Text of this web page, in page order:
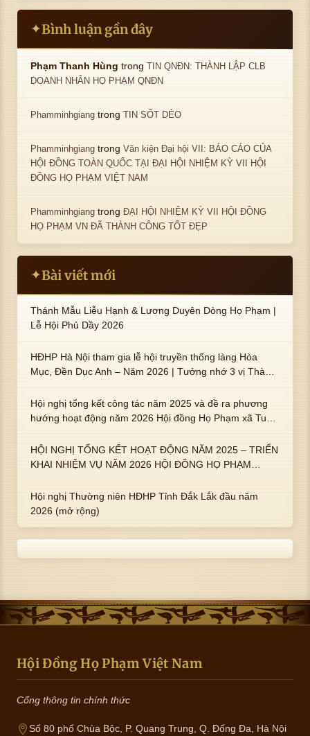
✦Bình luận gần đây
Phạm Thanh Hùng trongTIN QNĐN: THÀNH LẬP CLB
DOANH NHÂN HỌ PHẠM QNĐN
Phamminhgiang trongTIN SỐT DẺO
Phamminhgiang trongVăn kiện Đại hội VII: BÁO CÁO CỦA
HỘI ĐỒNG TOÀN QUỐC TẠI ĐẠI HỘI NHIỆM KỲ VII HỘI
ĐỒNG HỌ PHẠM VIỆT NAM
Phamminhgiang trongĐẠI HỘI NHIỆM KỲ VII HỘI ĐỒNG
HỌ PHẠM VN ĐÃ THÀNH CÔNG TỐT ĐẸP
✦Bài viết mới
Thánh Mẫu Liễu Hạnh & Lương Duyên Dòng Họ Phạm |
Lễ Hội Phủ Dầy 2026
HĐHP Hà Nội tham gia lễ hội truyền thống làng Hòa
Mục, Đền Dục Anh – Năm 2026 | Tưởng nhớ 3 vị Thành
trai : ngài Phạm Huy, Phạm Miện
Hội nghị tổng kết công tác năm 2025 và đề ra phương
hướng hoạt động năm 2026 Hội đồng Họ Phạm xã Tuy
HỘI NGHỊ TỔNG KẾT HOẠT ĐỘNG NĂM 2025 – TRIỂN
KHAI NHIỆM VỤ NĂM 2026 HỘI ĐỒNG HỌ PHẠM
Hội nghị Thường niên HĐHP Tỉnh Đắk Lắk đầu năm
2026 (mở rộng)
Hội Đồng Họ Phạm Việt Nam
Cổng thông tin chính thức
Số 80 phố Chùa Bộc, P. Quang Trung, Q. Đống Đa, Hà Nội